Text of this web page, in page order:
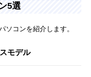
5選
ソコンを紹介します。
モデル